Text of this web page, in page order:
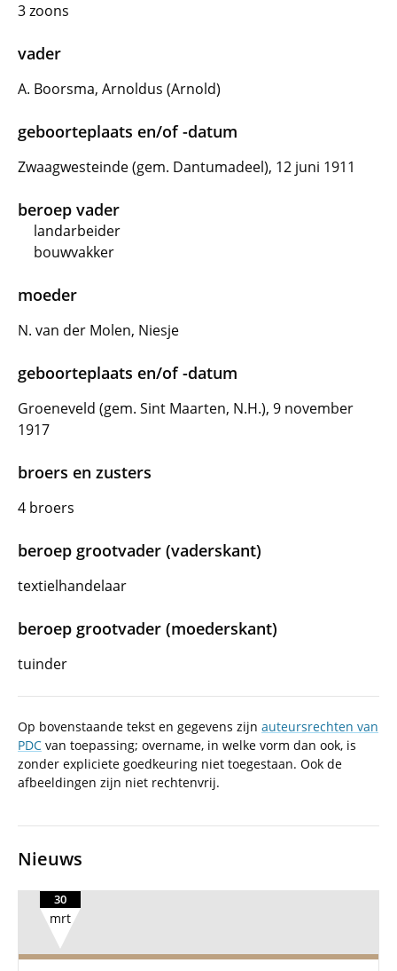
3 zoons
vader
A. Boorsma, Arnoldus (Arnold)
geboorteplaats en/of -datum
Zwaagwesteinde (gem. Dantumadeel), 12 juni 1911
beroep vader
landarbeider
bouwvakker
moeder
N. van der Molen, Niesje
geboorteplaats en/of -datum
Groeneveld (gem. Sint Maarten, N.H.), 9 november
1917
broers en zusters
4 broers
beroep grootvader (vaderskant)
textielhandelaar
beroep grootvader (moederskant)
tuinder
Op bovenstaande tekst en gegevens zijn auteursrechten van
PDC van toepassing; overname, in welke vorm dan ook, is
zonder expliciete goedkeuring niet toegestaan. Ook de
afbeeldingen zijn niet rechtenvrij.
Nieuws
30
mrt